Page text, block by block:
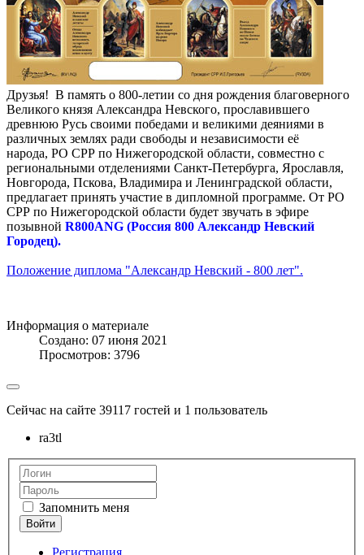
Друзья! В память о 800-летии со дня рождения благоверного
Великого князя Александра Невского, прославившего
древнюю Русь своими победами и великими деяниями в
различных землях ради свободы и независимости её
народа, РО СРР по Нижегородской области, совместно с
региональными отделениями Санкт-Петербурга, Ярославля,
Новгорода, Пскова, Владимира и Ленинградской области,
предлагает принять участие в дипломной программе. От РО
СРР по Нижегородской области будет звучать в эфире
позывной R800ANG (Россия 800 Александр Невский
Городец).
Положение диплома "Александр Невский - 800 лет".
Информация о материале
Создано: 07 июня 2021
Просмотров: 3796
Сейчас на сайте 39117 гостей и 1 пользователь
ra3tl
Запомнить меня
Регистрация